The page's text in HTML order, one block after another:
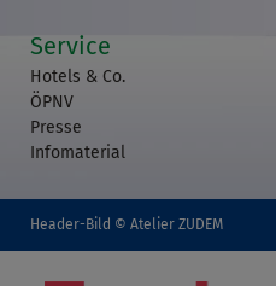
Service
Hotels & Co.
ÖPNV
Presse
Infomaterial
Header-Bild © Atelier ZUDEM